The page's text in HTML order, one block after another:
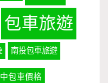
包車旅遊
南投包車旅遊
包車價格